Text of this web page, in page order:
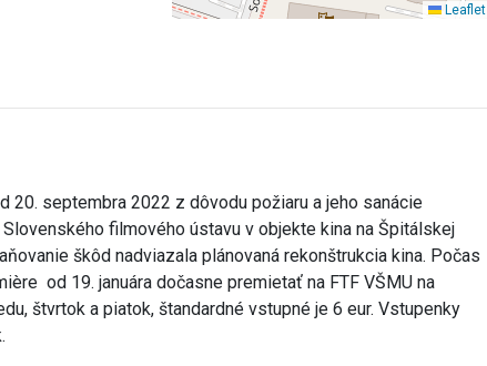
Leaflet
20. septembra 2022 z dôvodu požiaru a jeho sanácie
filmového ústavu v objekte kina na Špitálskej
škôd nadviazala plánovaná rekonštrukcia kina. Počas
od 19. januára dočasne premietať na FTF VŠMU na
štvrtok a piatok, štandardné vstupné je 6 eur. Vstupenky